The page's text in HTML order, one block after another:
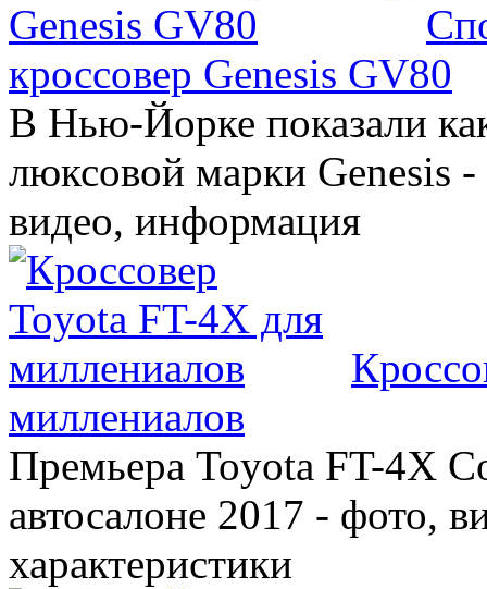
кроссовер Genesis GV80
В Нью-Йорке показали
люксовой марки Genesis
видео, информация
миллениалов
Премьера Toyota FT-4X
автосалоне 2017 - фото,
характеристики